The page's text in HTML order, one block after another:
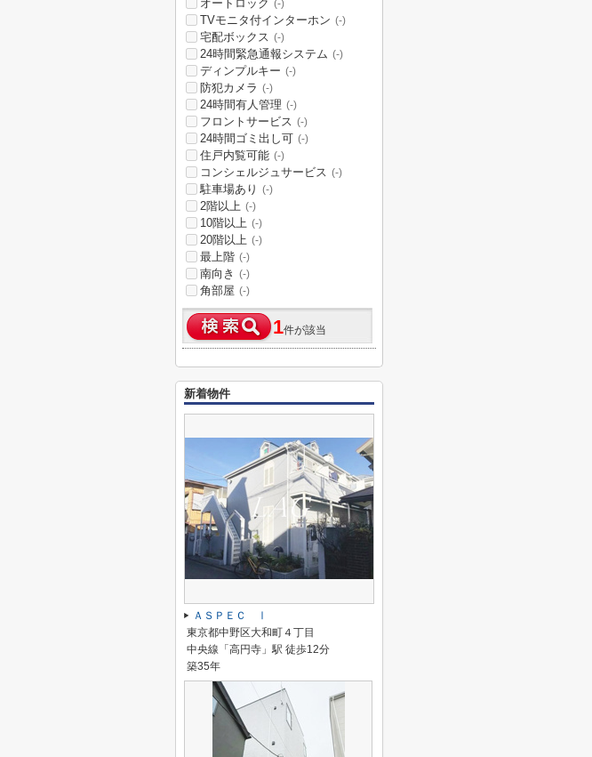
オートロック (-)
TVモニタ付インターホン (-)
宅配ボックス (-)
24時間緊急通報システム (-)
ディンプルキー (-)
防犯カメラ (-)
24時間有人管理 (-)
フロントサービス (-)
24時間ゴミ出し可 (-)
住戸内覧可能 (-)
コンシェルジュサービス (-)
駐車場あり (-)
2階以上 (-)
10階以上 (-)
20階以上 (-)
最上階 (-)
南向き (-)
角部屋 (-)
1件が該当
新着物件
ＡＳＰＥＣ Ⅰ
東京都中野区大和町４丁目
中央線「高円寺」駅 徒歩12分
築35年